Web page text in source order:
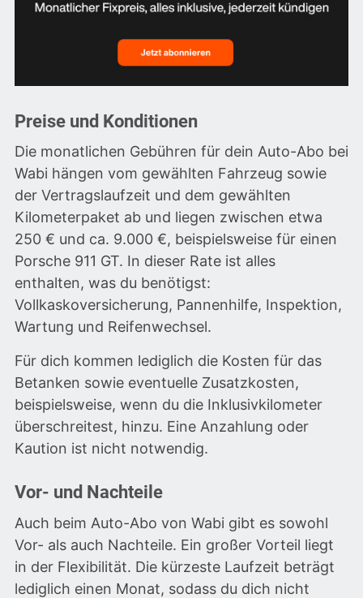
Preise und Konditionen
Die monatlichen Gebühren für dein Auto-Abo bei
Wabi hängen vom gewählten Fahrzeug sowie
der Vertragslaufzeit und dem gewählten
Kilometerpaket ab und liegen zwischen etwa
250 € und ca. 9.000 €, beispielsweise für einen
Porsche 911 GT. In dieser Rate ist alles
enthalten, was du benötigst:
Vollkaskoversicherung, Pannenhilfe, Inspektion,
Wartung und Reifenwechsel.
Für dich kommen lediglich die Kosten für das
Betanken sowie eventuelle Zusatzkosten,
beispielsweise, wenn du die Inklusivkilometer
überschreitest, hinzu. Eine Anzahlung oder
Kaution ist nicht notwendig.
Vor- und Nachteile
Auch beim Auto-Abo von Wabi gibt es sowohl
Vor- als auch Nachteile. Ein großer Vorteil liegt
in der Flexibilität. Die kürzeste Laufzeit beträgt
lediglich einen Monat, sodass du dich nicht